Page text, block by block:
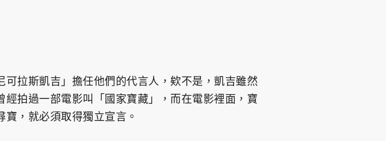
拉斯凱吉」擔任他們的代言人，欸不是，凱吉雖然
拍過一部電影叫「國家寶藏」，而在電影裡面，寶
，就必須取得獨立宣言。